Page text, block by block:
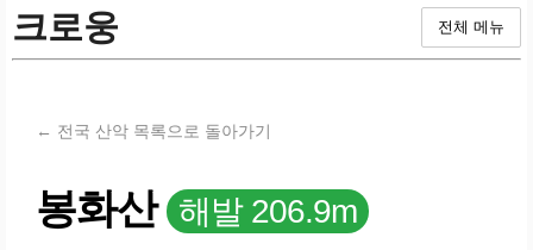
크로웅 전체 메뉴
← 전국 산악 목록으로 돌아가기
봉화산 해발 206.9m